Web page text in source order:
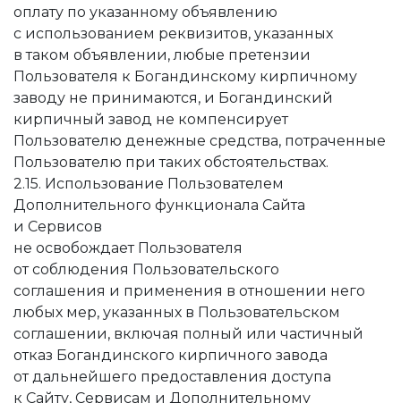
оплату по указанному объявлению
с использованием реквизитов, указанных
в таком объявлении, любые претензии
Пользователя к Богандинскому кирпичному
заводу не принимаются, и Богандинский
кирпичный завод не компенсирует
Пользователю денежные средства, потраченные
Пользователю при таких обстоятельствах.
2.15. Использование Пользователем
Дополнительного функционала Сайта
и Сервисов
не освобождает Пользователя
от соблюдения Пользовательского
соглашения и применения в отношении него
любых мер, указанных в Пользовательском
соглашении, включая полный или частичный
отказ Богандинского кирпичного завода
от дальнейшего предоставления доступа
к Сайту, Сервисам и Дополнительному